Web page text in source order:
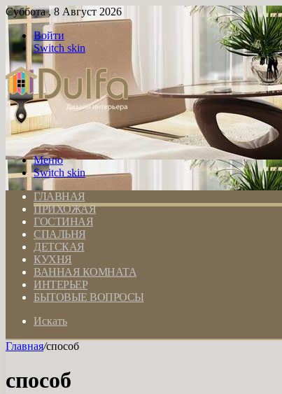
Суббота , 8 Август 2026
Войти
Switch skin
Меню
Switch skin
ГЛАВНАЯ
ПРИХОЖАЯ
ГОСТИНАЯ
СПАЛЬНЯ
ДЕТСКАЯ
КУХНЯ
ВАННАЯ КОМНАТА
ИНТЕРЬЕР
БЫТОВЫЕ ВОПРОСЫ
Искать
Главная/способ
способ